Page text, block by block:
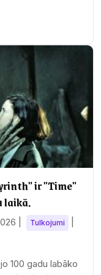
ir "Time"
laikā.
Tulkojumi
100 gadu labāko